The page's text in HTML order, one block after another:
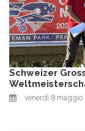
Schweizer
venerdì 8 maggio